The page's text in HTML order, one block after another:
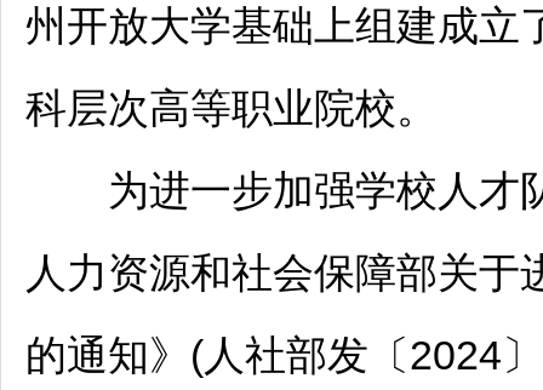
州开放大学基础上组建成立
科层次高等职业院校。
为进一步加强学校人才
人力资源和社会保障部关于
的通知》(人社部发〔2024